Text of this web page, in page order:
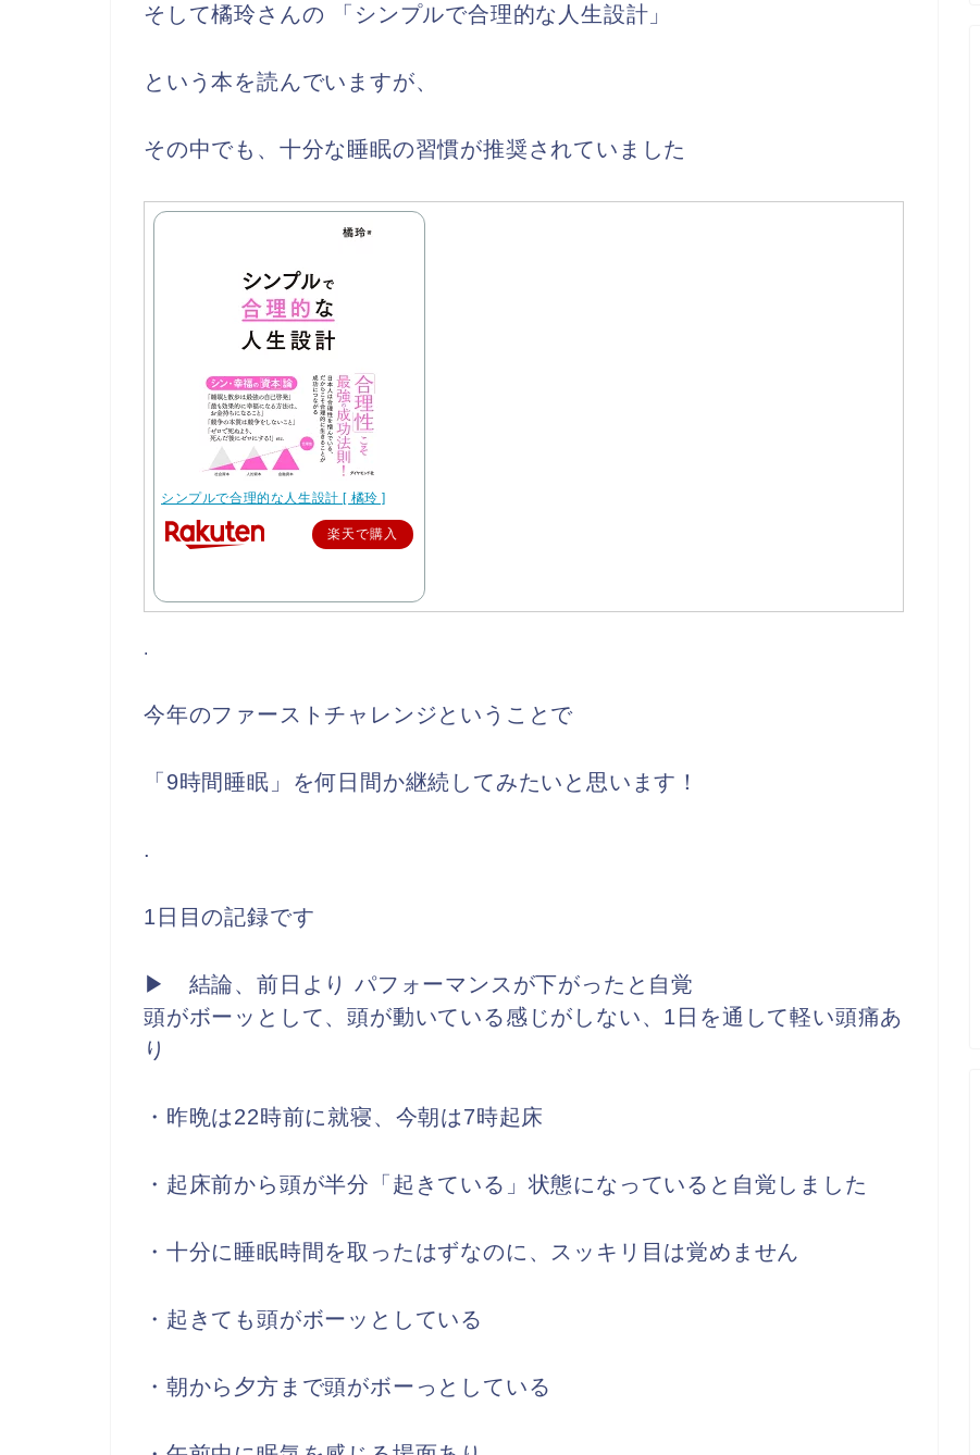
そして橘玲さんの 「シンプルで合理的な人生設計」
という本を読んでいますが、
その中でも、十分な睡眠の習慣が推奨されていました
シンプルで合理的な人生設計 [ 橘玲 ]
楽天で購入
.
今年のファーストチャレンジということで
「9時間睡眠」を何日間か継続してみたいと思います！
.
1日目の記録です
▶ 結論、前日より パフォーマンスが下がったと自覚
頭がボーッとして、頭が動いている感じがしない、1日を通して軽い頭痛あ
り
・昨晩は22時前に就寝、今朝は7時起床
・起床前から頭が半分「起きている」状態になっていると自覚しました
・十分に睡眠時間を取ったはずなのに、スッキリ目は覚めません
・起きても頭がボーッとしている
・朝から夕方まで頭がボーっとしている